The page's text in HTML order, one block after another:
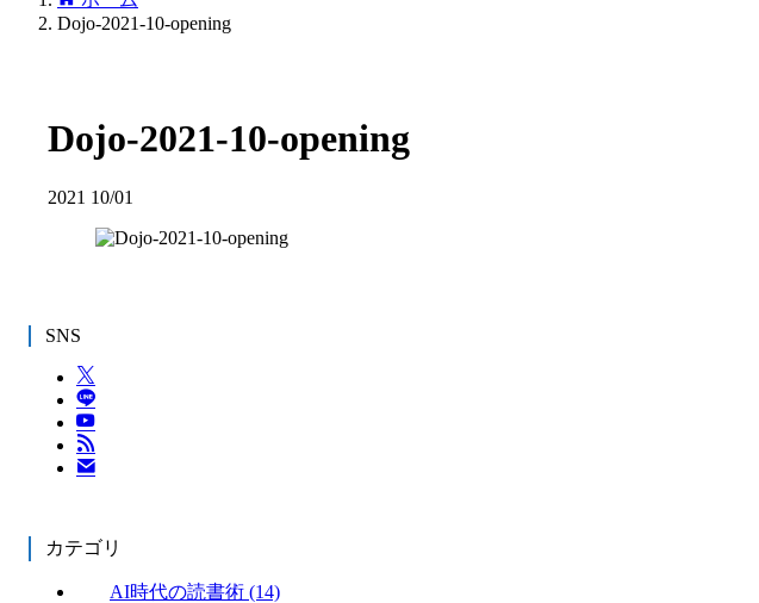
Dojo-2021-10-opening
Dojo-2021-10-opening
2021 10/01
SNS
カテゴリ
AI時代の読書術 (14)